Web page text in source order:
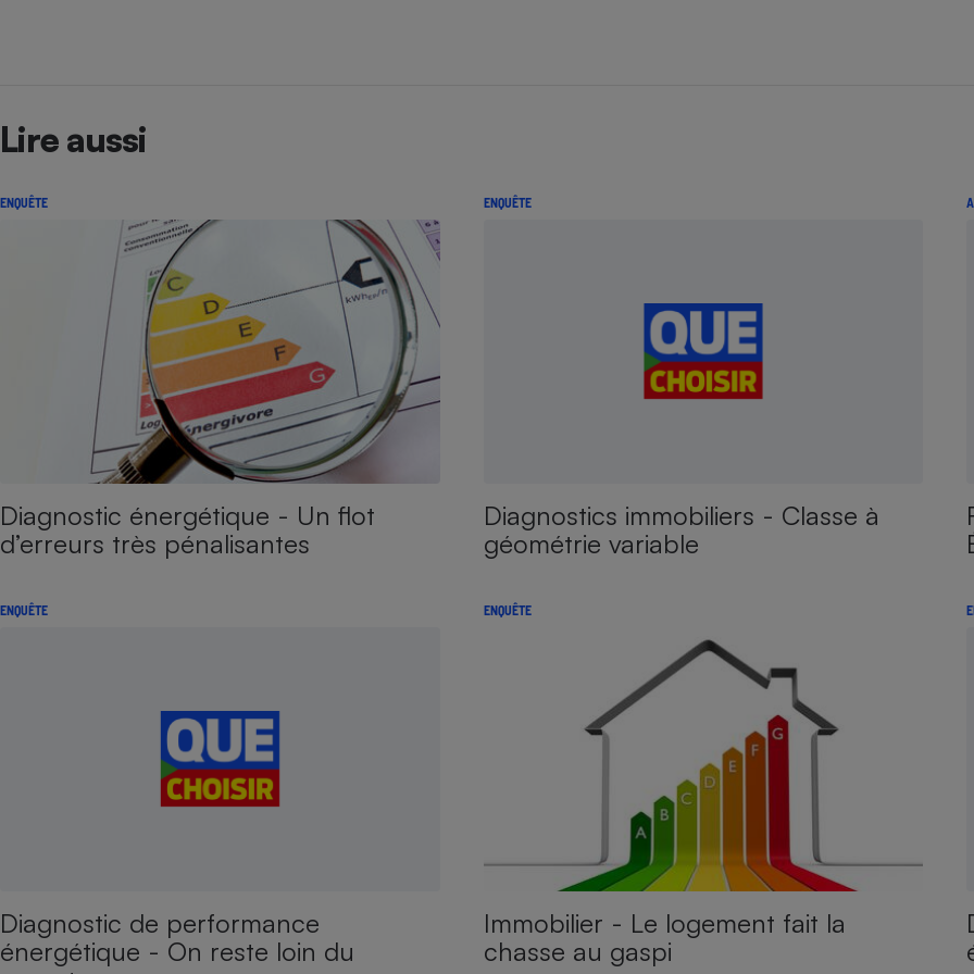
Lire aussi
ENQUÊTE
Diagnostic énergétique - Un flot
d’erreurs très pénalisantes
ENQUÊTE
Diagnostics immobiliers - Classe à
géométrie variable
ENQUÊTE
Diagnostic de performance
énergétique - On reste loin du
ENQUÊTE
Immobilier - Le logement fait la
chasse au gaspi